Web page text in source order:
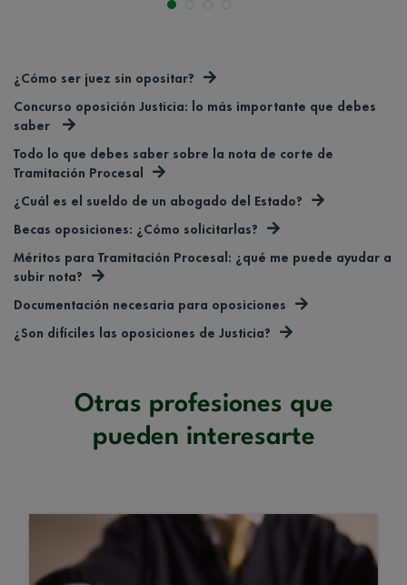
¿Cómo ser juez sin opositar?
Concurso oposición Justicia: lo más importante que debes
saber
Todo lo que debes saber sobre la nota de corte de
Tramitación Procesal
¿Cuál es el sueldo de un abogado del Estado?
Becas oposiciones: ¿Cómo solicitarlas?
Méritos para Tramitación Procesal: ¿qué me puede ayudar a
subir nota?
Documentación necesaria para oposiciones
¿Son difíciles las oposiciones de Justicia?
Otras profesiones que
pueden interesarte